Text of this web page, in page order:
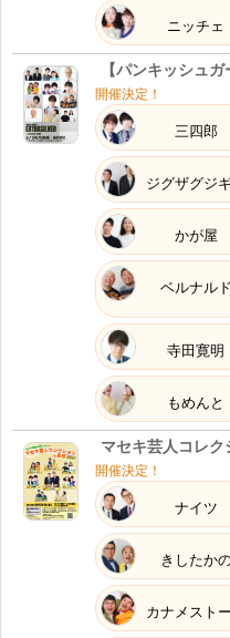
ニッチェ
【パンキッシュ
開催決定！
三四郎
ジグザグジ
かが屋
ベルナルド
寺田寛明
もめんと
マセキ芸人コレ
開催決定！
ナイツ
きしたか
カナメスト